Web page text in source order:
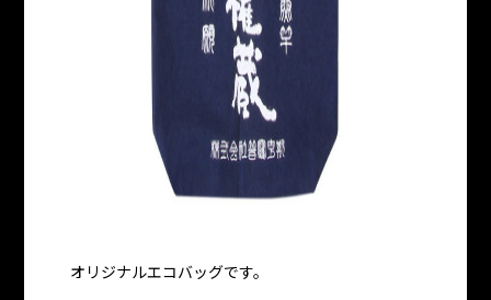
オリジナルエコバッグです。